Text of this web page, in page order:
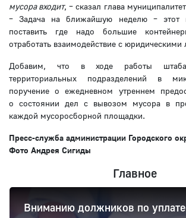
мусора входит, – сказал глава
– Задача на ближайшую неделю – этот
поставить где надо большие
отработать взаимодействие с юридическими
Добавим, что в ходе работы штаба
территориальных подразделений в
поручение о ежедневном утреннем
о состоянии дел с вы­возом мусора в
каждой мусоро­сборной площадки.
Пресс-служба администрации Городского
Фото Андрея Сигиды
Главное
Вниманию должников по уплате